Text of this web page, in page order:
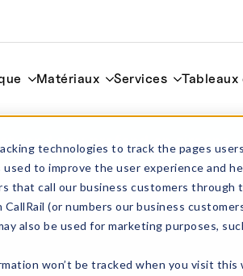
technologies to track the pages
to improve the user experience and
that call our business customers
(or numbers our business
also be used for marketing purposes,
won’t be tracked when you visit
Matériaux Services
rond peu profond en zircone